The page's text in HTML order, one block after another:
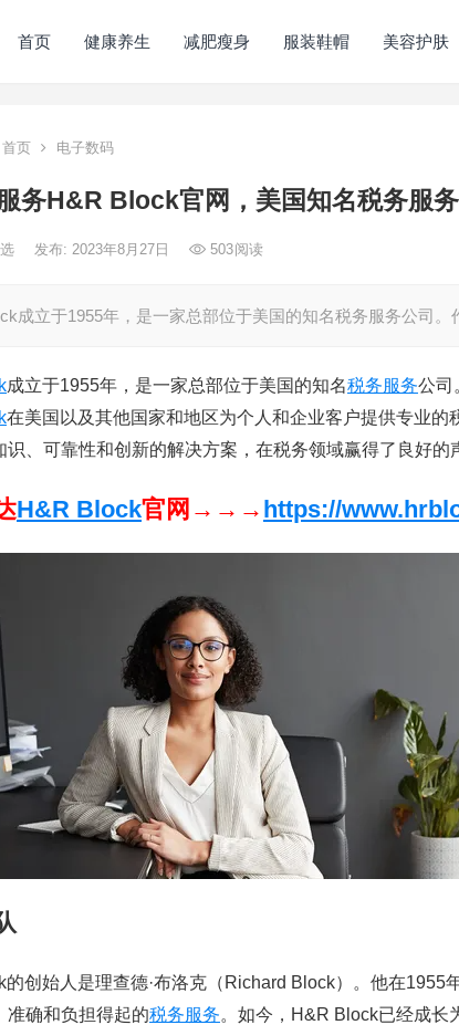
首页 健康养生 减肥瘦身 服装鞋帽 美容护肤
首页 电子数码
务H&R Block官网，美国知名税务服务
发布: 2023年8月27日 503阅读
成立于1955年，是一家总部位于美国的知名税务服务公司
成立于1955年，是一家总部位于美国的知名税务服务公司
在美国以及其他国家和地区为个人和企业客户提供专业的
识、可靠性和创新的解决方案，在税务领域赢得了良好的
H&R Block官网→→→ https://
的创始人是理查德·布洛克（Richard Block）。他在1955
准确和负担得起的税务服务。如今，H&R Block已经成长